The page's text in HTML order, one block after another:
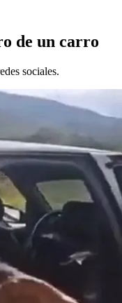
de un carro
sociales.